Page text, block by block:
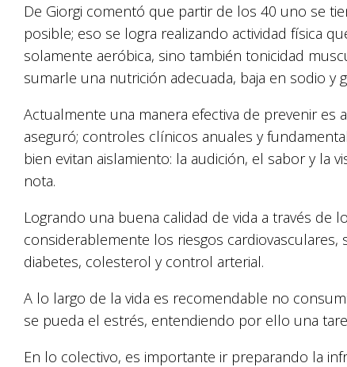
De Giorgi comentó que partir de los 40 uno se
posible; eso se logra realizando actividad física
solamente aeróbica, sino también tonicidad
sumarle una nutrición adecuada, baja en sodio y
Actualmente una manera efectiva de prevenir es
aseguró; controles clínicos anuales y
bien evitan aislamiento: la audición, el sabor y la
nota.
Logrando una buena calidad de vida a través de
considerablemente los riesgos
diabetes, colesterol y control arterial.
A lo largo de la vida es recomendable no
se pueda el estrés, entendiendo por ello una
En lo colectivo, es importante ir preparando la